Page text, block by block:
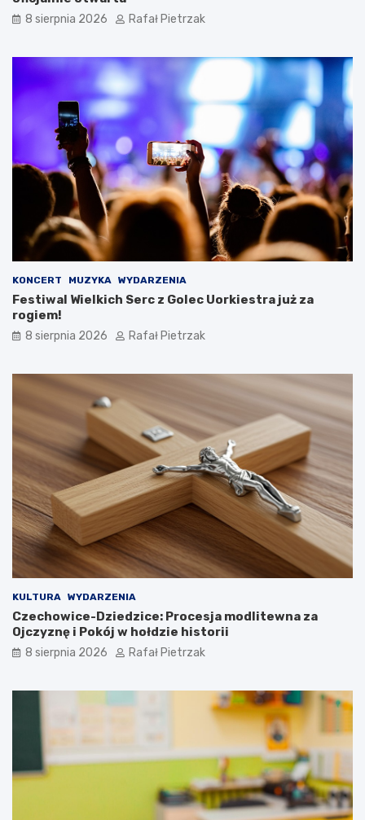
8 sierpnia 2026 Rafał Pietrzak
KONCERT MUZYKA WYDARZENIA
Festiwal Wielkich Serc z Golec Uorkiestra już za
rogiem!
8 sierpnia 2026 Rafał Pietrzak
KULTURA WYDARZENIA
Czechowice-Dziedzice: Procesja modlitewna za
Ojczyznę i Pokój w hołdzie historii
8 sierpnia 2026 Rafał Pietrzak